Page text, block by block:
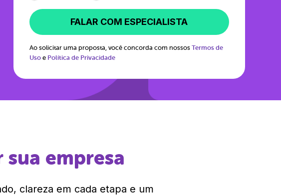
FALAR COM ESPECIALISTA
Ao solicitar uma proposta, você concorda com nossos Termos de
Uso e Política de Privacidade
empresa
clareza em cada etapa e um